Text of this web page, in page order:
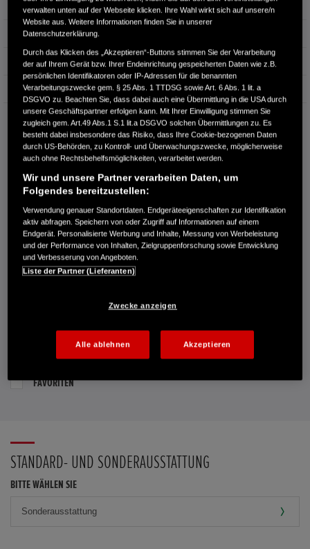
Leistung 79 kW / 107 PS
Hubraum
Erstzulassung 10.2025
Bauart Limousine
AUTOHAUS LEHNER GMBH
Flinkerskoppel 7
23970 Wismar
RUFEN SIE UNS AN:
03841-3047511
Route planen
Händlerbestand anzeigen
Dealer Website anzeigen
Händler kontaktieren
PROBEFAHRT VEREINBAREN
FAVORITEN
STANDARD- UND SONDERAUSSTATTUNG
BITTE WÄHLEN SIE
verwalten unten auf der Webseite klicken. Ihre Wahl wirkt sich auf unsere/n
Website aus. Weitere Informationen finden Sie in unserer
Datenschutzerklärung.
Durch das Klicken des „Akzeptieren“-Buttons stimmen Sie der Verarbeitung
der auf Ihrem Gerät bzw. Ihrer Endeinrichtung gespeicherten Daten wie z.B.
persönlichen Identifikatoren oder IP-Adressen für die benannten
Verarbeitungszwecke gem. § 25 Abs. 1 TTDSG sowie Art. 6 Abs. 1 lit. a
DSGVO zu. Beachten Sie, dass dabei auch eine Übermittlung in die USA durch
unsere Geschäftspartner erfolgen kann. Mit Ihrer Einwilligung stimmen Sie
zugleich gem. Art.49 Abs.1 S.1 lit.a DSGVO solchen Übermittlungen zu. Es
besteht dabei insbesondere das Risiko, dass Ihre Cookie-bezogenen Daten
durch US-Behörden, zu Kontroll- und Überwachungszwecke, möglicherweise
auch ohne Rechtsbehelfsmöglichkeiten, verarbeitet werden.
Wir und unsere Partner verarbeiten Daten, um
Folgendes bereitzustellen:
Verwendung genauer Standortdaten. Endgeräteeigenschaften zur Identifikation
aktiv abfragen. Speichern von oder Zugriff auf Informationen auf einem
Endgerät. Personalisierte Werbung und Inhalte, Messung von Werbeleistung
und der Performance von Inhalten, Zielgruppenforschung sowie Entwicklung
und Verbesserung von Angeboten.
Liste der Partner (Lieferanten)
Zwecke anzeigen
Alle ablehnen Akzeptieren